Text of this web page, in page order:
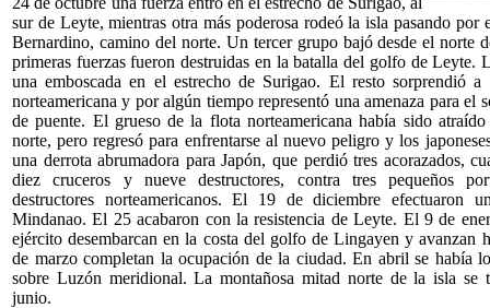
sur de Leyte, mientras otra más poderosa rodeó la isla pasando por
Bernardino, camino del norte. Un tercer grupo bajó desde el norte
primeras fuerzas fueron destruidas en la batalla del golfo de Leyte.
una emboscada en el estrecho de Surigao. El resto sorprendió a
norteamericana y por algún tiempo representó una amenaza para el
de puente. El grueso de la flota norteamericana había sido
norte, pero regresó para enfrentarse al nuevo peligro y los
una derrota abrumadora para Japón, que perdió tres acorazados,
diez cruceros y nueve destructores, contra tres pequeños
destructores norteamericanos. El 19 de diciembre efectuaron
Mindanao. El 25 acabaron con la resistencia de Leyte. El 9 de
ejército desembarcan en la costa del golfo de Lingayen y avanzan
de marzo completan la ocupación de la ciudad. En abril se había
sobre Luzón meridional. La montañosa mitad norte de la isla se
junio.